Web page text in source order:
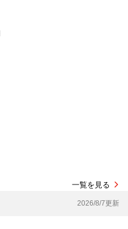
一覧を見る
2026/8/7更新